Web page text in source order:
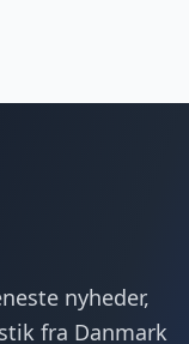
nyheder,
fra Danmark